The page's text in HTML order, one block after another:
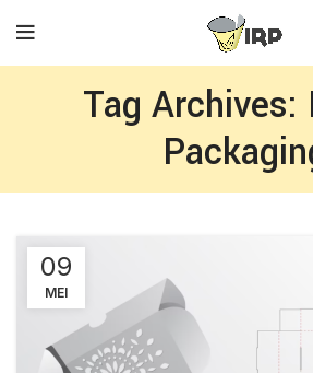
Tag Archives:
09
MEI